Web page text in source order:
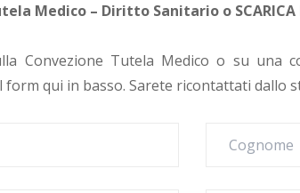
Medico – Diritto Sanitario o
Convezione Tutela Medico o su una
form qui in basso. Sarete ricontattati dallo